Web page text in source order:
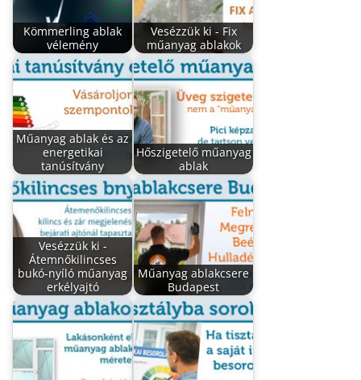
Kömmerling ablak
vélemény
Vesézzük ki - Fix
műanyag ablakok
Műanyag ablak és az
energetikai
tanúsítvány
Hőszigetelő műanyag
ablak
Vesézzük ki -
Átemnőkilincses
bukó-nyíló műanyag
erkélyajtó
Műanyag ablakcsere
Budapest